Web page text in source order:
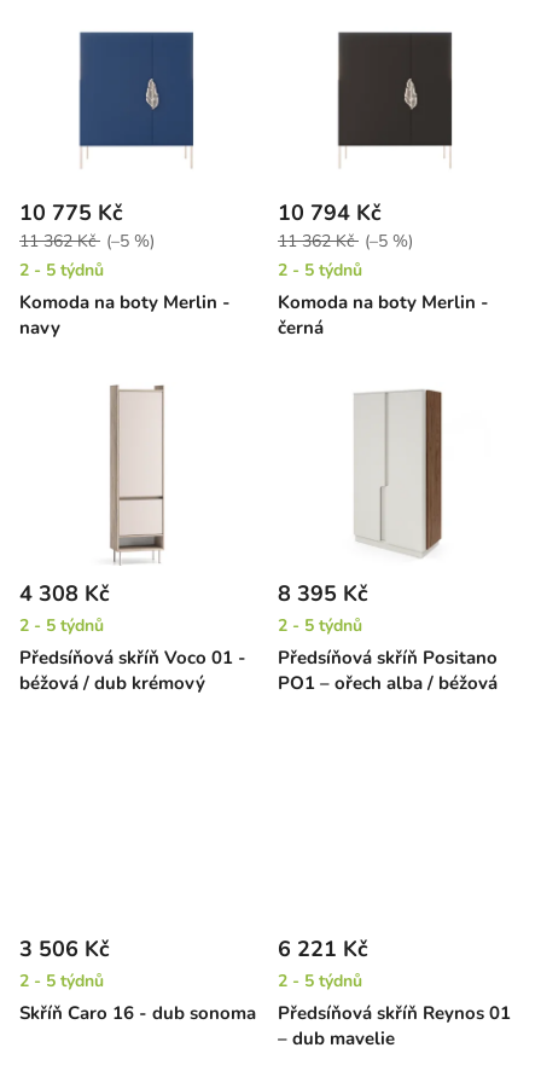
Komoda na boty Merlin -
navy
10 775 Kč
11 362 Kč (–5 %)
2 - 5 týdnů
Komoda na boty Merlin -
černá
10 794 Kč
11 362 Kč (–5 %)
2 - 5 týdnů
Předsíňová skříň Voco 01 -
béžová / dub krémový
4 308 Kč
2 - 5 týdnů
Předsíňová skříň Positano
PO1 – ořech alba / béžová
8 395 Kč
2 - 5 týdnů
Skříň Caro 16 - dub sonoma
3 506 Kč
2 - 5 týdnů
Předsíňová skříň Reynos 01
– dub mavelie
6 221 Kč
2 - 5 týdnů